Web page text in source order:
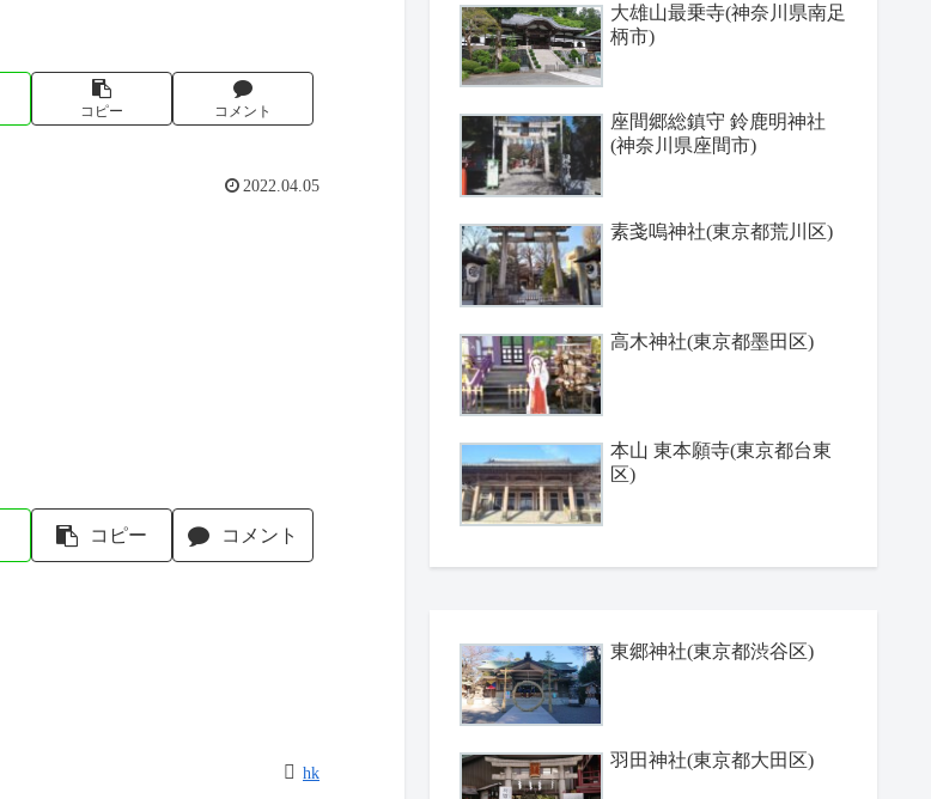
コピー コメント
2022.04.05
コピー コメント
hk
大雄山最乗寺(神奈川県南足
柄市)
座間郷総鎮守 鈴鹿明神社
(神奈川県座間市)
素戔嗚神社(東京都荒川区)
高木神社(東京都墨田区)
本山 東本願寺(東京都台東
区)
東郷神社(東京都渋谷区)
羽田神社(東京都大田区)